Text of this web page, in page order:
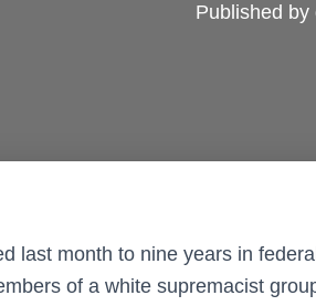
Published by
last month to nine years in
of a white supremacist